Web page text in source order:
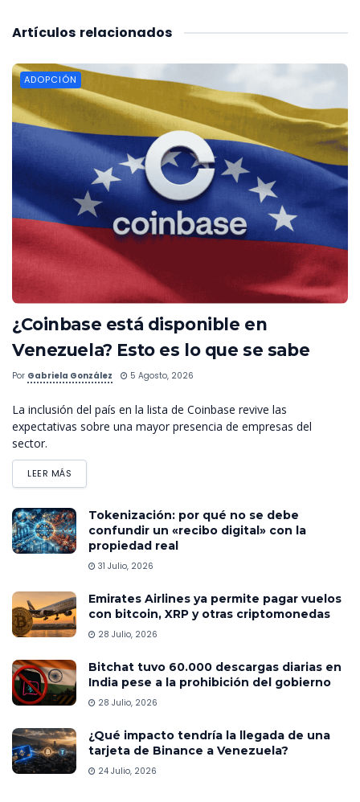
relacionados
Artículos
ADOPCIÓN
¿Coinbase está disponible en
Venezuela? Esto es lo que se sabe
Por Gabriela González 5 Agosto, 2026
La inclusión del país en la lista de Coinbase revive las
expectativas sobre una mayor presencia de empresas del
sector.
LEER MÁS
Tokenización: por qué no se debe
confundir un «recibo digital» con la
propiedad real
31 Julio, 2026
Emirates Airlines ya permite pagar vuelos
con bitcoin, XRP y otras criptomonedas
28 Julio, 2026
Bitchat tuvo 60.000 descargas diarias en
India pese a la prohibición del gobierno
28 Julio, 2026
¿Qué impacto tendría la llegada de una
tarjeta de Binance a Venezuela?
24 Julio, 2026